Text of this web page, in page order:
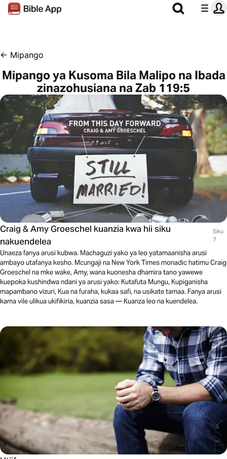
← Mipango
Mipango ya Kusoma Bila Malipo na Ibada
zinazohusiana na Zab 119:5
Craig & Amy Groeschel kuanzia kwa hii siku
nakuendelea
Siku
7
Unaeza fanya arusi kubwa. Machaguzi yako ya leo yatamaanisha arusi
ambayo utafanya kesho. Mcungaji na New York Times monadic hatimu Craig
Groeschel na mke wake, Amy, wana kuonesha dhamira tano yawewe
kuepoka kushindwa ndani ya arusi yako: Kutafuta Mungu, Kupiganisha
mapambano vizuri, Kua na furaha, kukaa safi, na usikate tamaa. Fanya arusi
kama vile ulikua ukifikiria, kuanzia sasa — Kuanza leo na kuendelea.